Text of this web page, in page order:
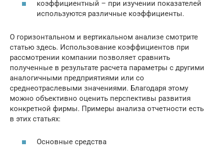
коэффициентный – при изучении показателей
используются различные коэффициенты.
О горизонтальном и вертикальном анализе смотрите
статью здесь. Использование коэффициентов при
рассмотрении компании позволяет сравнить
полученные в результате расчета параметры с другими
аналогичными предприятиями или со
среднеотраслевыми значениями. Благодаря этому
можно объективно оценить перспективы развития
конкретной фирмы. Примеры анализа отчетности есть
в этих статьях:
Основные средства